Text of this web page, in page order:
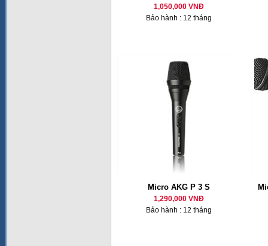
1,050,000 VNĐ
Bảo hành : 12 tháng
Micro AKG P 3 S
1,290,000 VNĐ
Bảo hành : 12 tháng